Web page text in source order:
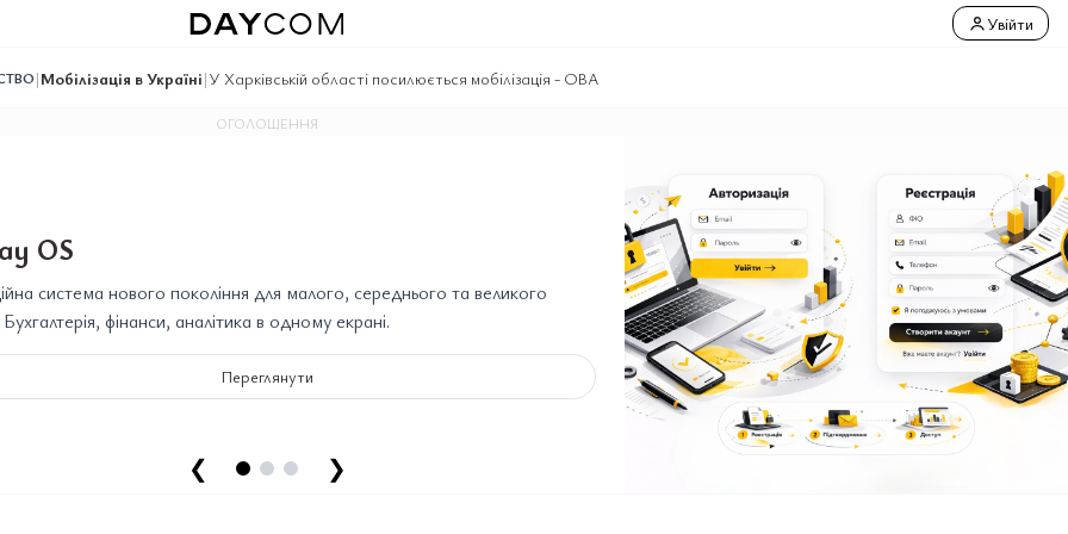
Увійти
|Мобілізація в Україні|У Харківській області посилюється мобілізація - ОВА
ОГОЛОШЕННЯ
OS
система нового покоління для малого, середнього та великого
Бухгалтерія, фінанси, аналітика в одному екрані.
Переглянути
❮ ❯